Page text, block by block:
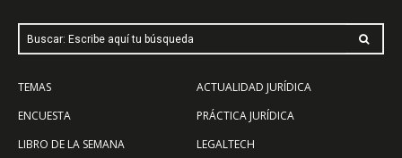
Buscar: Escribe aquí tu búsqueda
TEMAS
ENCUESTA
LIBRO DE LA SEMANA
ACTUALIDAD JURÍDICA
PRÁCTICA JURÍDICA
LEGALTECH